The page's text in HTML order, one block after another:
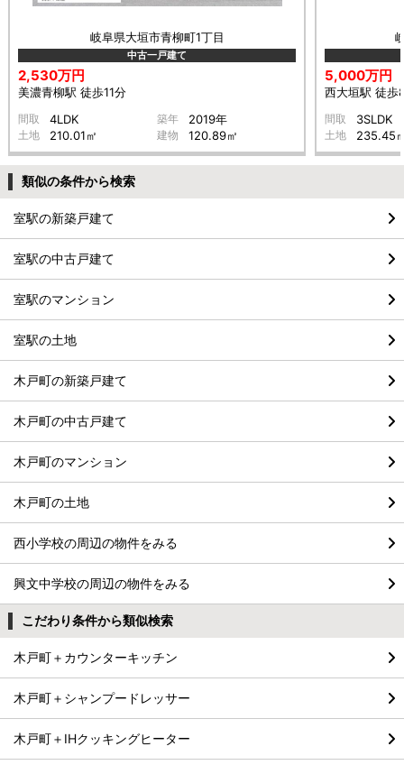
岐阜県大垣市青柳町1丁目
中古一戸建て
2,530万円
美濃青柳駅 徒歩11分
間取 4LDK 築年 2019年
土地 210.01㎡ 建物 120.89㎡
5,000万円
西大垣駅 徒歩
間取 3SLDK
土地 235.45
類似の条件から検索
室駅の新築戸建て
室駅の中古戸建て
室駅のマンション
室駅の土地
木戸町の新築戸建て
木戸町の中古戸建て
木戸町のマンション
木戸町の土地
西小学校の周辺の物件をみる
興文中学校の周辺の物件をみる
こだわり条件から類似検索
木戸町＋カウンターキッチン
木戸町＋シャンプードレッサー
木戸町＋IHクッキングヒーター